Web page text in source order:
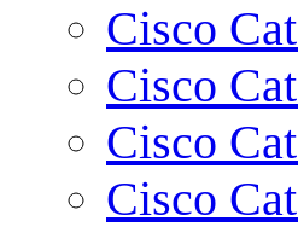
Cisco
Cisco
Cisco
Cisco